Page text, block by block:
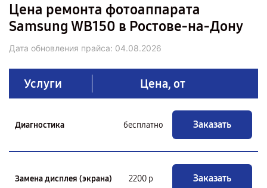
Цена ремонта фотоаппарата
Samsung WB150 в Ростове-на-Дону
Дата обновления прайса: 04.08.2026
Услуги Цена, от
Диагностика бесплатно Заказать
Замена дисплея (экрана) 2200 р Заказать